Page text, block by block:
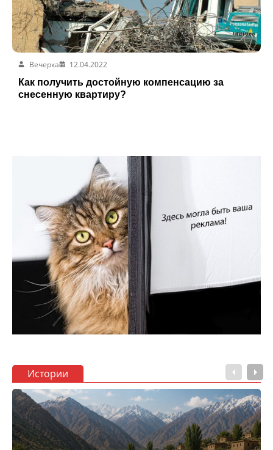
Вечерка
12.04.2022
Как получить достойную компенсацию за
снесенную квартиру?
Истории